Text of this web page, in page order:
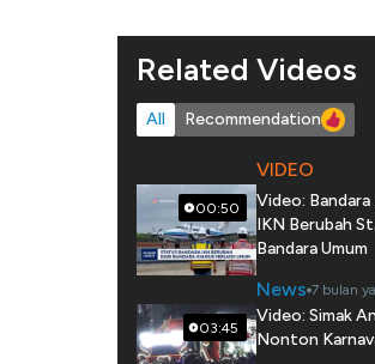
Related Videos
All Recommendation
00:50
VIDEO
Video:
IKN Berubah
Bandara Umum
News 7 bulan
03:45
Video: Simak
Nonton